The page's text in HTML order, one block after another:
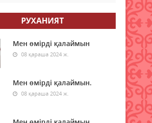
төлемдерге цифрлық
жүйесі енгізілмек
2026 ж.
реципиенттің
бағалайтын AI қалай
2026 ж. 96
200-ден астам
РУХАНИЯТ
Мен өмірді қалаймын
08 қараша 2024 ж.
Мен өмірді қалаймын.
08 қараша 2024 ж.